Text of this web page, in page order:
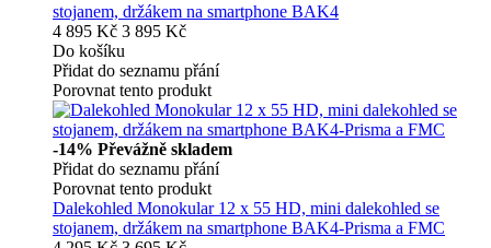
stojanem, držákem na smartphone BAK4
4 895 Kč 3 895 Kč
Do košíku
Přidat do seznamu přání
Porovnat tento produkt
-14% Převážně skladem
Přidat do seznamu přání
Porovnat tento produkt
Dalekohled Monokular 12 x 55 HD, mini dalekohled se
stojanem, držákem na smartphone BAK4-Prisma a FMC